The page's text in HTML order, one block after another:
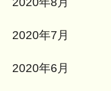
2020年7月
2020年6月